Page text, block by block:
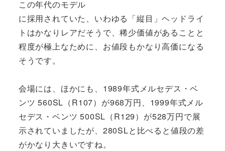
この年代のモデル
に採用されていた、いわゆる「縦目」ヘッドライ
トはかなりレアだそうで、稀少価値があることと
程度が極上なために、お値段もかなり高価になる
そうです。
会場には、ほかにも、1989年式メルセデス・ベ
ンツ 560SL（R107）が968万円、1999年式メル
セデス・ベンツ 500SL（R129）が528万円で展
示されていましたが、280SLと比べると値段の差
がかなり大きいですね。